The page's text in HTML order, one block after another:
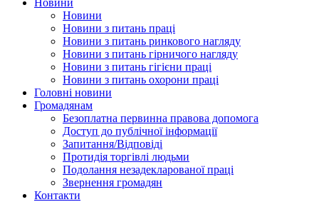
Новини
Новини
Новини з питань праці
Новини з питань ринкового нагляду
Новини з питань гірничого нагляду
Новини з питань гігієни праці
Новини з питань охорони праці
Головні новини
Громадянам
Безоплатна первинна правова допомога
Доступ до публічної інформації
Запитання/Відповіді
Протидія торгівлі людьми
Подолання незадекларованої праці
Звернення громадян
Контакти